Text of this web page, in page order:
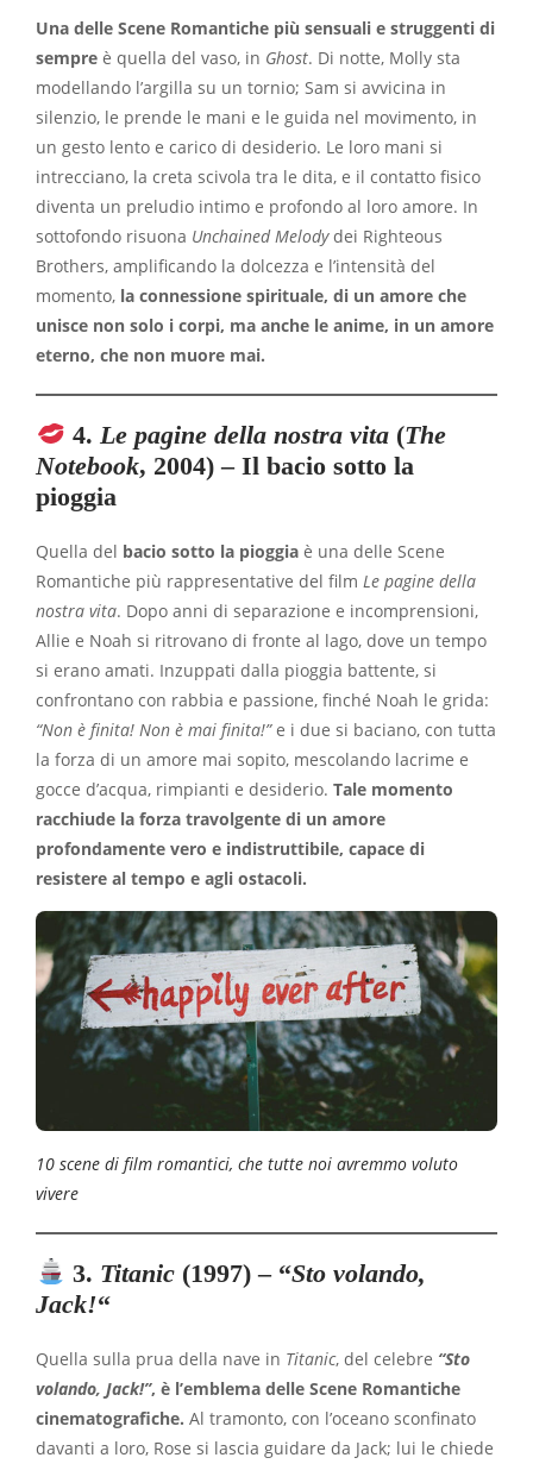
Una delle Scene Romantiche più sensuali e struggenti di
sempre è quella del vaso, in Ghost. Di notte, Molly sta
modellando l’argilla su un tornio; Sam si avvicina in
silenzio, le prende le mani e le guida nel movimento, in
un gesto lento e carico di desiderio. Le loro mani si
intrecciano, la creta scivola tra le dita, e il contatto fisico
diventa un preludio intimo e profondo al loro amore. In
sottofondo risuona Unchained Melodydei Righteous
Brothers, amplificando la dolcezza e l’intensità del
momento, la connessione spirituale, di un amore che
unisce non solo i corpi, ma anche le anime, in un amore
eterno, che non muore mai.
4. Le pagine della nostra vita (The
Notebook, 2004) – Il bacio sotto la
pioggia
Quella del bacio sotto la pioggia è una delle Scene
Romantiche più rappresentative del film Le pagine della
nostra vita. Dopo anni di separazione e incomprensioni,
Allie e Noah si ritrovano di fronte al lago, dove un tempo
si erano amati. Inzuppati dalla pioggia battente, si
confrontano con rabbia e passione, finché Noah le grida:
“Non è finita! Non è mai finita!”e i due si baciano, con tutta
la forza di un amore mai sopito, mescolando lacrime e
gocce d’acqua, rimpianti e desiderio. Tale momento
racchiude la forza travolgente di un amore
profondamente vero e indistruttibile, capace di
resistere al tempo e agli ostacoli.
10 scene di film romantici, che tutte noi avremmo voluto
vivere
3. Titanic (1997) – “Sto volando,
Jack!“
Quella sulla prua della nave in Titanic, del celebre “Sto
volando, Jack!”, è l’emblema delle Scene Romantiche
cinematografiche. Al tramonto, con l’oceano sconfinato
davanti a loro, Rose si lascia guidare da Jack; lui le chiede